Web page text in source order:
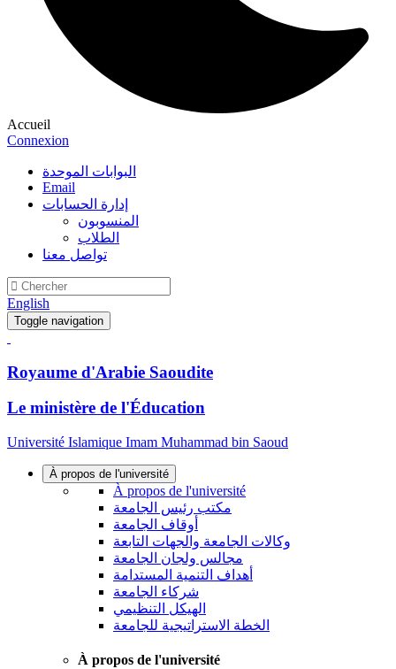
Accueil
Connexion
البوابات الموحدة
Email
إدارة الحسابات
المنسوبون
الطلاب
تواصل معنا
English
Toggle navigation
Royaume d'Arabie Saoudite
Le ministère de l'Éducation
Université Islamique Imam Muhammad bin Saoud
À propos de l'université
À propos de l'université
مكتب رئيس الجامعة
أوقاف الجامعة
وكالات الجامعة والجهات التابعة
مجالس ولجان الجامعة
أهداف التنمية المستدامة
شركاء الجامعة
الهيكل التنظيمي
الخطة الاستراتيجية للجامعة
À propos de l'université